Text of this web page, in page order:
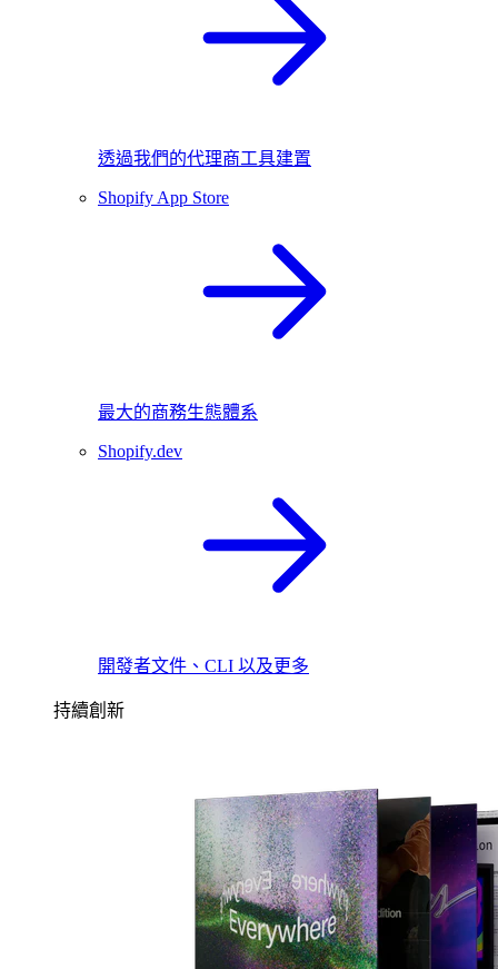
透過我們的代理商工具建置
Shopify App Store
最大的商務生態體系
Shopify.dev
開發者文件、CLI 以及更多
持續創新